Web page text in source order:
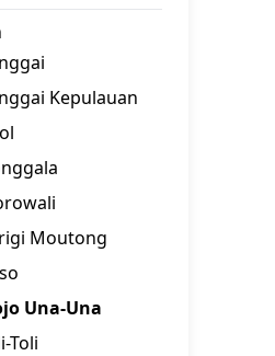
Kepulauan
Moutong
Una-Una
Toli